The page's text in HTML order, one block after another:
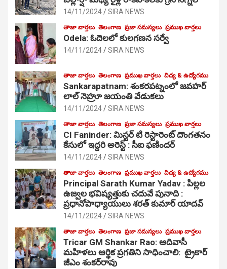
14/11/2024 SIRA NEWS
తాజా వార్తలు తెలంగాణ ప్రజా సమస్యలు ప్రముఖ వార్తలు
Odela: ఓదెలలో కులగణన సర్వే
14/11/2024 SIRA NEWS
తాజా వార్తలు తెలంగాణ ప్రముఖ వార్తలు విద్య & ఉద్యోగము
Sankarapatnam: శంకరపట్నంలో జవహర్
లాల్ నెహ్రూ జయంతి వేడుకలు
14/11/2024 SIRA NEWS
తాజా వార్తలు తెలంగాణ ప్రజా సమస్యలు ప్రముఖ వార్తలు
CI Faninder: మిస్టర్ టి రెస్టారెంట్ దొంగతనం
కేసులో ఇద్దరి అరెస్ట్ : సీఐ ఫణిందర్
14/11/2024 SIRA NEWS
తాజా వార్తలు తెలంగాణ ప్రముఖ వార్తలు విద్య & ఉద్యోగము
Principal Sarath Kumar Yadav : పిల్లల
ఉజ్వల భవిష్యత్తుకు చదువే పునాది :
ప్రధానోపాధ్యాయులు శరత్ కుమార్ యాదవ్
14/11/2024 SIRA NEWS
తాజా వార్తలు తెలంగాణ ప్రజా సమస్యలు ప్రముఖ వార్తలు
Tricar GM Shankar Rao: ఆదివాసీ
మహిళలు ఆర్థిక ప్రగతిని సాధించాలి: ట్రైకార్
జీఎం శంకర్‌రావు